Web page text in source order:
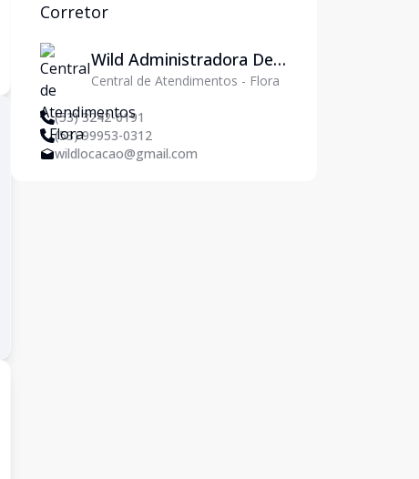
Corretor
Wild Administradora De
Imóveis Ltda
Central de Atendimentos - Flora
(53) 3242-6191
(53) 99953-0312
wildlocacao@gmail.com